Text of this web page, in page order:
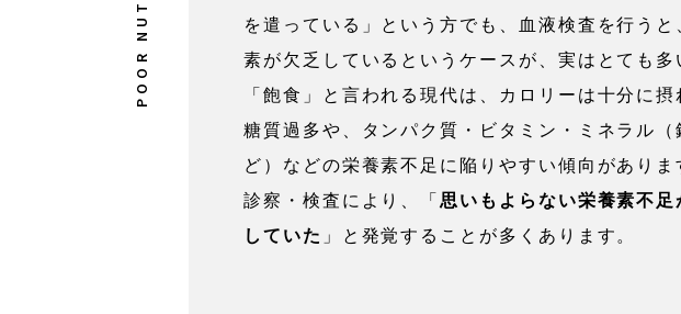
を遣っている」という方でも、血液検査を行うと
素が欠乏しているというケースが、実はとても多
「飽食」と言われる現代は、カロリーは十分に摂
糖質過多や、タンパク質・ビタミン・ミネラル（
ど）などの栄養素不足に陥りやすい傾向がありま
診察・検査により、「思いもよらない栄養素不足
していた 」と発覚することが多くあります。